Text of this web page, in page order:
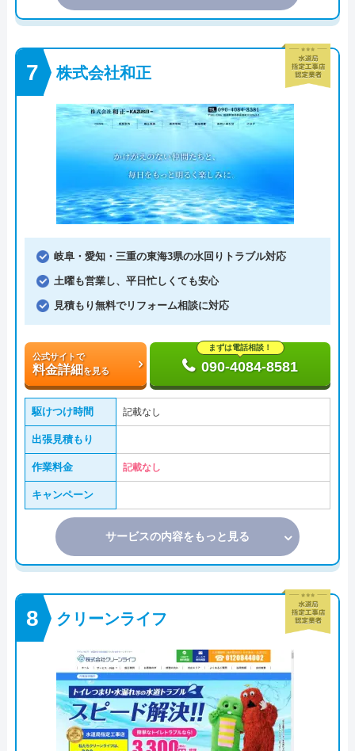
株式会社和正
岐阜・愛知・三重の東海3県の水回りトラブル対応
土曜も営業し、平日忙しくても安心
見積もり無料でリフォーム相談に対応
公式サイトで
料金詳細を見る
まずは電話相談！
090-4084-8581
駆けつけ時間 記載なし
出張見積もり
作業料金 記載なし
キャンペーン
サービスの内容をもっと見る
クリーンライフ